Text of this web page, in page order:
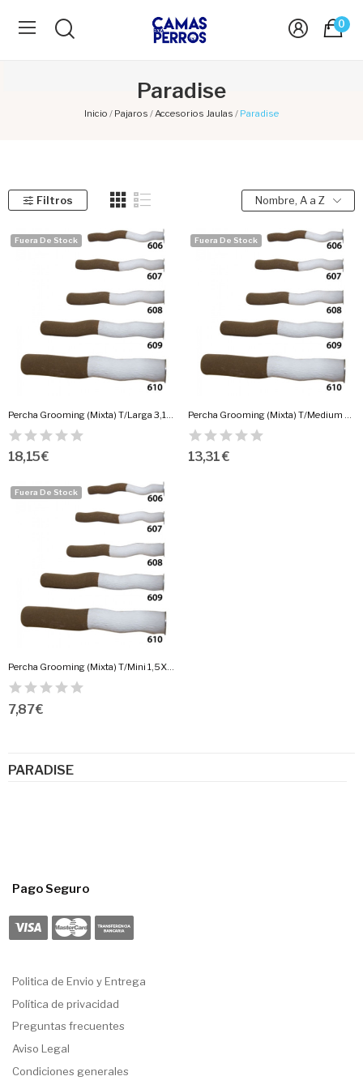
0
Paradise
Inicio Pajaros Accesorios Jaulas Paradise
PARADISE
Filtros Nombre, A a Z
Fuera De Stock
Percha Grooming (Mixta) T/Larga 3,1X25,4Cm.
18,15 €
Fuera De Stock
Percha Grooming (Mixta) T/Medium 2,5X20Cm.
13,31 €
Fuera De Stock
Percha Grooming (Mixta) T/Mini 1,5X15,2Cm.
7,87 €
Pago Seguro
Politica de Envio y Entrega
Política de privacidad
Preguntas frecuentes
Aviso Legal
Condiciones generales